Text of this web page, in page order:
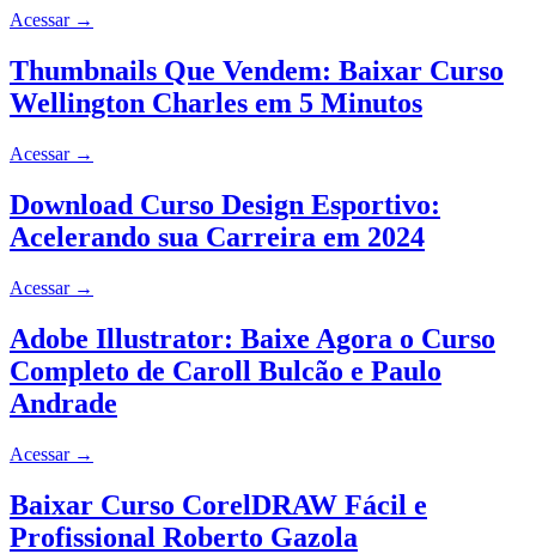
Acessar →
Thumbnails Que Vendem: Baixar Curso
Wellington Charles em 5 Minutos
Acessar →
Download Curso Design Esportivo:
Acelerando sua Carreira em 2024
Acessar →
Adobe Illustrator: Baixe Agora o Curso
Completo de Caroll Bulcão e Paulo
Andrade
Acessar →
Baixar Curso CorelDRAW Fácil e
Profissional Roberto Gazola